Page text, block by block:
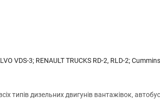
VDS-3; RENAULT TRUCKS RD-2, RLD-2;
типів дизельних двигунів вантажівок,